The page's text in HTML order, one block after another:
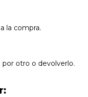
la compra.
otro o devolverlo.